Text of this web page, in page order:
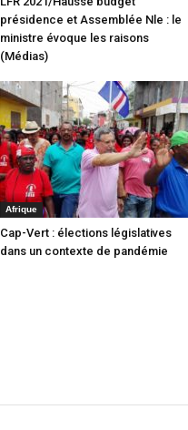
présidence et Assemblée Nle : le
ministre évoque les raisons
(Médias)
Afrique
Cap-Vert : élections législatives
dans un contexte de pandémie